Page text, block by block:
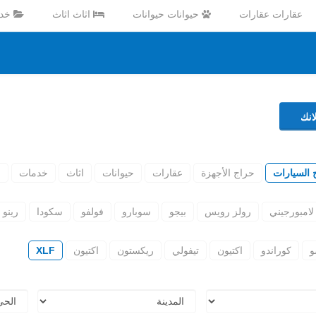
عقارات عقارات حيوانات حيوانات اثاث اثاث
السيارات حراج الأجهزة عقارات حيوانات اثاث خدمات
لامبورجيني رولز رويس بيجو سوبارو فولفو سكودا رينو
كوراندو اكتيون تيفولي ريكستون اكتيون XLF